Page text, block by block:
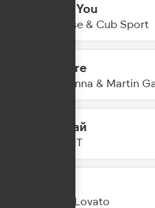
Only You
Shouse & Cub Sport
Bizarre
Madonna & Martin
Гудбай
ZIVERT
Demi Lovato